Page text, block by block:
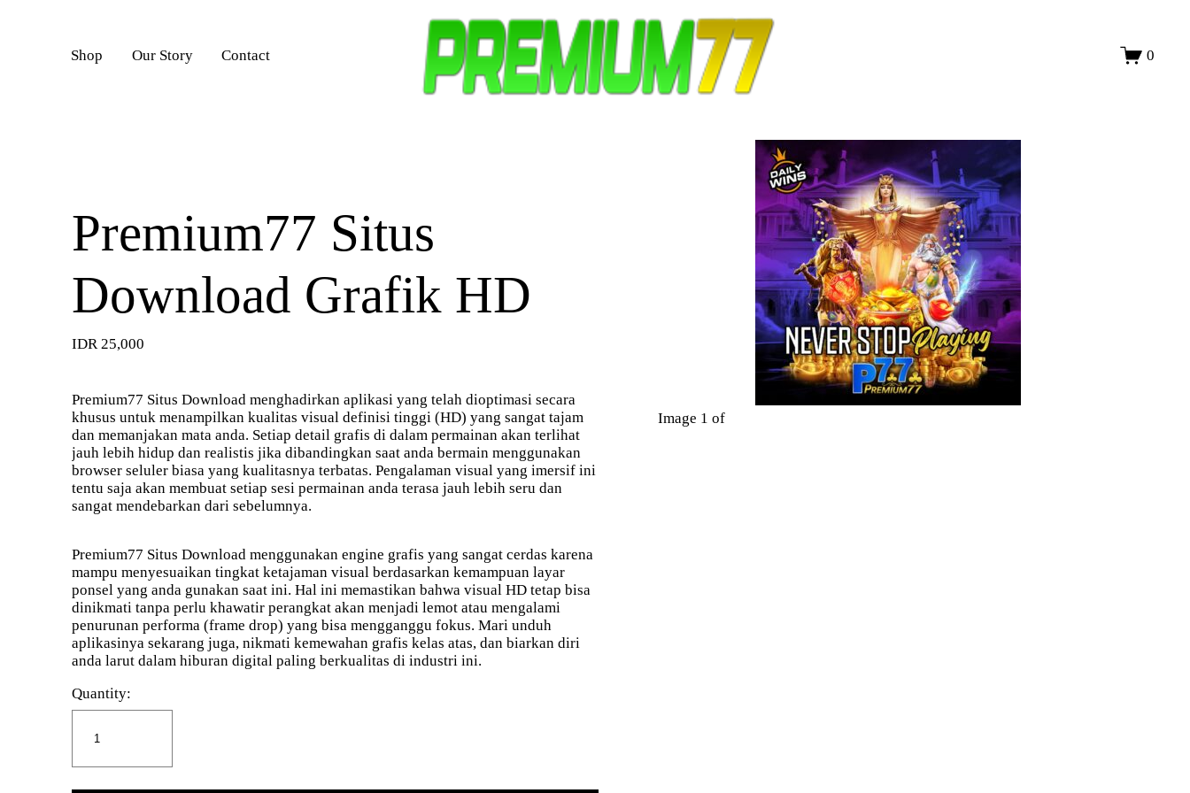
Shop Our Story Contact 0
Image 1 of
Premium77 Situs
Download Grafik HD
IDR 25,000
Premium77 Situs Download menghadirkan aplikasi yang telah dioptimasi secara
khusus untuk menampilkan kualitas visual definisi tinggi (HD) yang sangat tajam
dan memanjakan mata anda. Setiap detail grafis di dalam permainan akan terlihat
jauh lebih hidup dan realistis jika dibandingkan saat anda bermain menggunakan
browser seluler biasa yang kualitasnya terbatas. Pengalaman visual yang imersif ini
tentu saja akan membuat setiap sesi permainan anda terasa jauh lebih seru dan
sangat mendebarkan dari sebelumnya.
Premium77 Situs Download menggunakan engine grafis yang sangat cerdas karena
mampu menyesuaikan tingkat ketajaman visual berdasarkan kemampuan layar
ponsel yang anda gunakan saat ini. Hal ini memastikan bahwa visual HD tetap bisa
dinikmati tanpa perlu khawatir perangkat akan menjadi lemot atau mengalami
penurunan performa (frame drop) yang bisa mengganggu fokus. Mari unduh
aplikasinya sekarang juga, nikmati kemewahan grafis kelas atas, dan biarkan diri
anda larut dalam hiburan digital paling berkualitas di industri ini.
Quantity: